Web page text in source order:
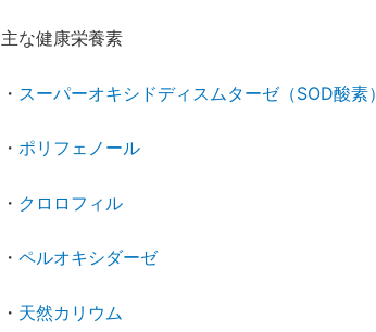
主な健康栄養素
・ スーパーオキシドディスムターゼ（SOD酸素）
・ ポリフェノール
・ クロロフィル
・ ペルオキシダーゼ
・ 天然カリウム